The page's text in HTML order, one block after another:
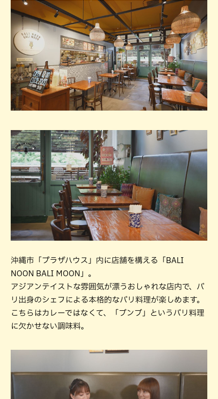
沖縄市「プラザハウス」内に店舗を構える「BALI
NOON BALI MOON」。
アジアンテイストな雰囲気が漂うおしゃれな店内で、バ
リ出身のシェフによる本格的なバリ料理が楽しめます。
こちらはカレーではなくて、「ブンブ」というバリ料理
に欠かせない調味料。